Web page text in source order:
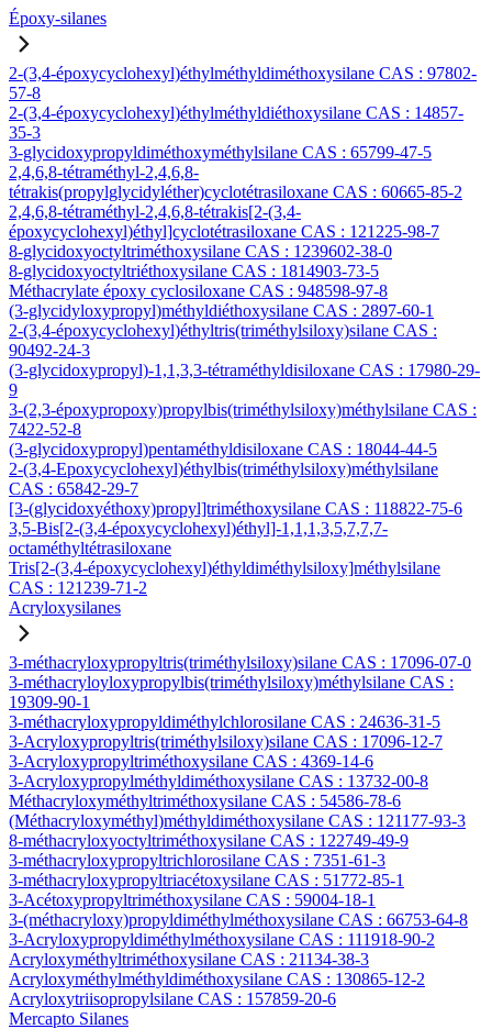
Époxy-silanes
2-(3,4-époxycyclohexyl)éthylméthyldiméthoxysilane CAS : 97802-
57-8
2-(3,4-époxycyclohexyl)éthylméthyldiéthoxysilane CAS : 14857-
35-3
3-glycidoxypropyldiméthoxyméthylsilane CAS : 65799-47-5
2,4,6,8-tétraméthyl-2,4,6,8-
tétrakis(propylglycidyléther)cyclotétrasiloxane CAS : 60665-85-2
2,4,6,8-tétraméthyl-2,4,6,8-tétrakis[2-(3,4-
époxycyclohexyl)éthyl]cyclotétrasiloxane CAS : 121225-98-7
8-glycidoxyoctyltriméthoxysilane CAS : 1239602-38-0
8-glycidoxyoctyltriéthoxysilane CAS : 1814903-73-5
Méthacrylate époxy cyclosiloxane CAS : 948598-97-8
(3-glycidyloxypropyl)méthyldiéthoxysilane CAS : 2897-60-1
2-(3,4-époxycyclohexyl)éthyltris(triméthylsiloxy)silane CAS :
90492-24-3
(3-glycidoxypropyl)-1,1,3,3-tétraméthyldisiloxane CAS : 17980-29-
9
3-(2,3-époxypropoxy)propylbis(triméthylsiloxy)méthylsilane CAS :
7422-52-8
(3-glycidoxypropyl)pentaméthyldisiloxane CAS : 18044-44-5
2-(3,4-Epoxycyclohexyl)éthylbis(triméthylsiloxy)méthylsilane
CAS : 65842-29-7
[3-(glycidoxyéthoxy)propyl]triméthoxysilane CAS : 118822-75-6
3,5-Bis[2-(3,4-époxycyclohexyl)éthyl]-1,1,1,3,5,7,7,7-
octaméthyltétrasiloxane
Tris[2-(3,4-époxycyclohexyl)éthyldiméthylsiloxy]méthylsilane
CAS : 121239-71-2
Acryloxysilanes
3-méthacryloxypropyltris(triméthylsiloxy)silane CAS : 17096-07-0
3-méthacryloyloxypropylbis(triméthylsiloxy)méthylsilane CAS :
19309-90-1
3-méthacryloxypropyldiméthylchlorosilane CAS : 24636-31-5
3-Acryloxypropyltris(triméthylsiloxy)silane CAS : 17096-12-7
3-Acryloxypropyltriméthoxysilane CAS : 4369-14-6
3-Acryloxypropylméthyldiméthoxysilane CAS : 13732-00-8
Méthacryloxyméthyltriméthoxysilane CAS : 54586-78-6
(Méthacryloxyméthyl)méthyldiméthoxysilane CAS : 121177-93-3
8-méthacryloxyoctyltriméthoxysilane CAS : 122749-49-9
3-méthacryloxypropyltrichlorosilane CAS : 7351-61-3
3-méthacryloxypropyltriacétoxysilane CAS : 51772-85-1
3-Acétoxypropyltriméthoxysilane CAS : 59004-18-1
3-(méthacryloxy)propyldiméthylméthoxysilane CAS : 66753-64-8
3-Acryloxypropyldiméthylméthoxysilane CAS : 111918-90-2
Acryloxyméthyltriméthoxysilane CAS : 21134-38-3
Acryloxyméthylméthyldiméthoxysilane CAS : 130865-12-2
Acryloxytriisopropylsilane CAS : 157859-20-6
Mercapto Silanes